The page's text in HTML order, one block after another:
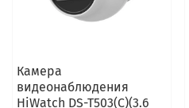
Камера
видеонаблюдения
HiWatch DS-T503(C)(3.6